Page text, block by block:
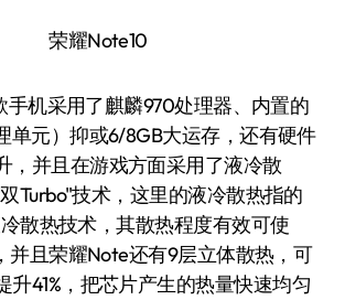
荣耀Note10
机采用了麒麟970处理器、内置的
单元）抑或6/8GB大运存，还有硬件
，并且在游戏方面采用了液冷散
Turbo"技术，这里的液冷散热指的
散热技术，其散热程度有效可使
并且荣耀Note还有9层立体散热，可
升41%，把芯片产生的热量快速均匀